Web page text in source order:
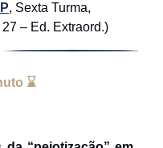
, Sexta Turma,
– Ed. Extraord.)
⌛